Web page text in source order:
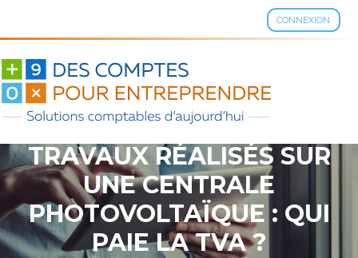
CONNEXION
Aller
contenu
TRAVAUX RÉALISÉS SUR
UNE CENTRALE
PHOTOVOLTAÏQUE : QUI
PAIE LA TVA ?